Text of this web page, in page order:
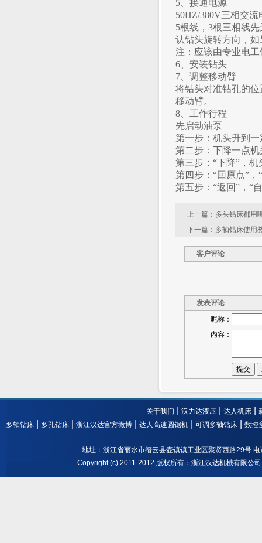
5 、接通电源
50HZ/380V三相交流
5根线，3根三相线
认钻头旋转方向，
注：应该由专业电
6 、安装钻头
7 、调整移动臂
将钻头对准钻孔的
移动臂。
8 、工作行程
先启动油泵
第一步：机头升到一
第二步：下降一点
第三步：“下降”，
第四步：“回原点”
第五步：“返回”，“
上一篇： 多头钻床都用
下一篇： 多轴钻床使用
客户评论
发表评论
昵称：
内容：
提交
关于我们 汉力达液压 达人机床
多轴钻床
多孔钻床 浙江汉达官方微博 达人高速圆锯机 可调多轴钻床 数控
地址：浙江省丽水市缙云县壶镇镇工业区聚贤西路29号
Copyright (c) 2011-2012 版权所有：浙江汉达机械有限公